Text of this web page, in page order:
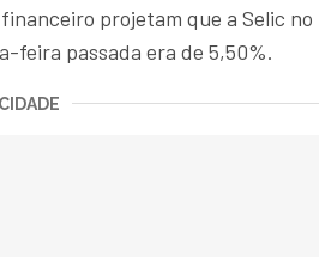
projetam que a Selic no
feira passada era de 5,50%.